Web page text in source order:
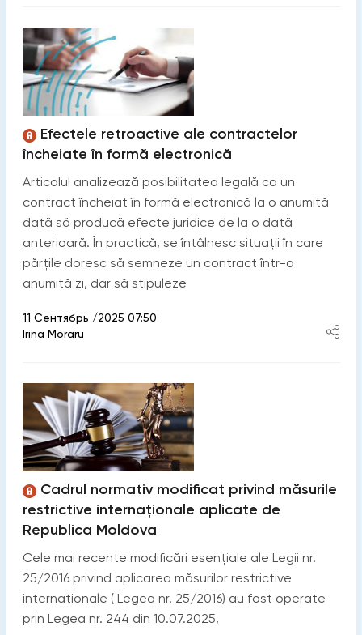
Efectele retroactive ale contractelor
încheiate în formă electronică
Articolul analizează posibilitatea legală ca un
contract încheiat în formă electronică la o anumită
dată să producă efecte juridice de la o dată
anterioară. În practică, se întâlnesc situații în care
părțile doresc să semneze un contract într-o
anumită zi, dar să stipuleze
11 Сентябрь /2025 07:50
Irina Moraru
Cadrul normativ modificat privind măsurile
restrictive internaționale aplicate de
Republica Moldova
Cele mai recente modificări esențiale ale Legii nr.
25/2016 privind aplicarea măsurilor restrictive
internaționale ( Legea nr. 25/2016) au fost operate
prin Legea nr. 244 din 10.07.2025,